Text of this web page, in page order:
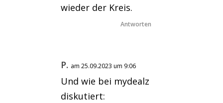
wieder der Kreis.
Antworten
P. am 25.09.2023 um 9:06
Und wie bei mydealz
diskutiert: